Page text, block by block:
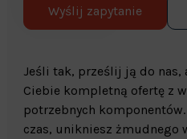
Wyślij zapytanie
Jeśli tak, prześlij ją do nas,
Ciebie kompletną ofertę z
potrzebnych
czas, unikniesz żmudnego